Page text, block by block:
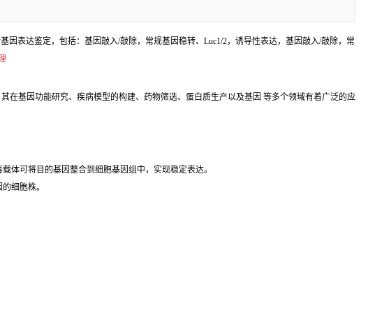
表达鉴定，包括：基因敲入/敲除，常规基因稳转、Luc1/2，诱导性表达，基因敲入/敲除，常
基因功能研究、疾病模型的构建、药物筛选、蛋白质生产以及基因 等多个领域有着广泛的应
体可将目的基因整合到细胞基因组中，实现稳定表达。
细胞株。